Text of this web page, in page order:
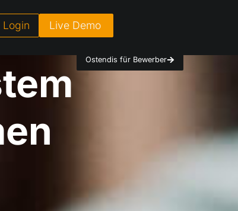
Login Live Demo
Ostendis für Bewerber